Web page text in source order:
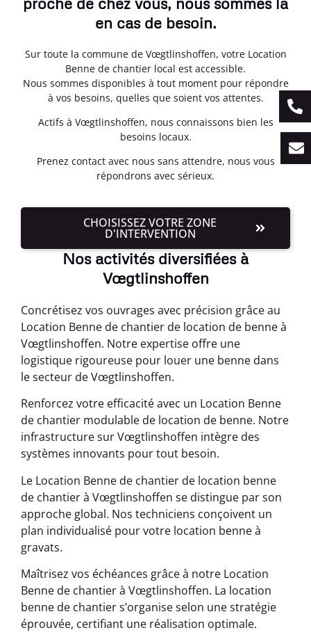
en cas de besoin.
Sur toute la commune de Vœgtlinshoffen, votre Location
Benne de chantier local est accessible.
Nous sommes disponibles à tout moment pour répondre
à vos besoins, quelles que soient vos attentes.
Actifs à Vœgtlinshoffen, nous connaissons bien les
besoins locaux.
Prenez contact avec nous sans attendre, nous vous
répondrons avec sérieux.
CHOISISSEZ VOTRE ZONE
D'INTERVENTION
Nos activités diversifiées à
Vœgtlinshoffen
Concrétisez vos ouvrages avec précision grâce au
Location Benne de chantier de location de benne à
Vœgtlinshoffen. Notre expertise offre une
logistique rigoureuse pour louer une benne dans
le secteur de Vœgtlinshoffen.
Renforcez votre efficacité avec un Location Benne
de chantier modulable de location de benne. Notre
infrastructure sur Vœgtlinshoffen intègre des
systèmes innovants pour tout besoin.
Le Location Benne de chantier de location benne
de chantier à Vœgtlinshoffen se distingue par son
approche global. Nos techniciens conçoivent un
plan individualisé pour votre location benne à
gravats.
Maîtrisez vos échéances grâce à notre Location
Benne de chantier à Vœgtlinshoffen. La location
benne de chantier s’organise selon une stratégie
éprouvée, certifiant une réalisation optimale.